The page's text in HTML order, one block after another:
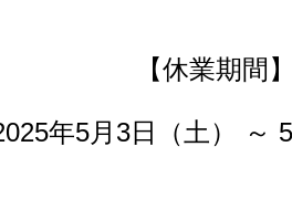
【休業期間】
年5月3日（土） ～